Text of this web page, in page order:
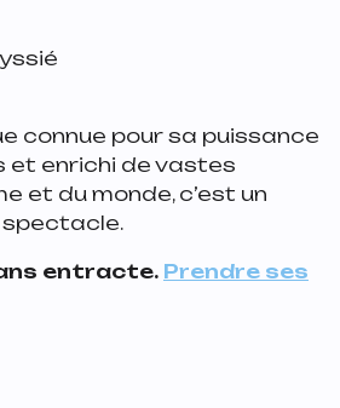
connue pour sa puissance
et enrichi de vastes
et du monde, c’est un
spectacle.
entracte. Prendre ses